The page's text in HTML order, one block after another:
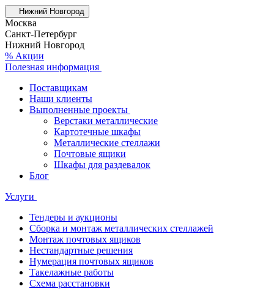
Нижний Новгород
Москва
Санкт-Петербург
Нижний Новгород
% Акции
Полезная информация
Поставщикам
Наши клиенты
Выполненные проекты
Верстаки металлические
Картотечные шкафы
Металлические стеллажи
Почтовые ящики
Шкафы для раздевалок
Блог
Услуги
Тендеры и аукционы
Сборка и монтаж металлических стеллажей
Монтаж почтовых ящиков
Нестандартные решения
Нумерация почтовых ящиков
Такелажные работы
Схема расстановки